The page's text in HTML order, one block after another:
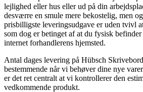
lejlighed eller hus eller ud på din
desværre en smule mere bekostelig, men
prisbilligste leveringsudgave er uden tvivl
som dog er betinget af at du fysisk
internet forhandlerens hjemsted.
Antal dages levering på Hübsch
bestemmende når vi behøver dine nye
er det ret centralt at vi kontrollerer den
vedkommende produkt.